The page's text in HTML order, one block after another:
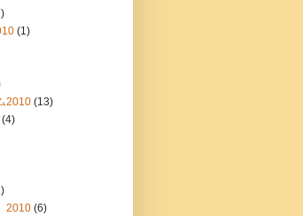
(1)
2010 (13)
(4)
2010 (6)